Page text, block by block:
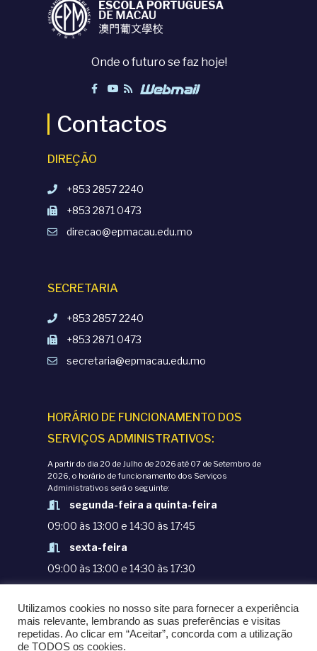
Onde o futuro se faz hoje!
Contactos
DIREÇÃO
+853 2857 2240
+853 2871 0473
direcao@epmacau.edu.mo
SECRETARIA
+853 2857 2240
+853 2871 0473
secretaria@epmacau.edu.mo
HORÁRIO DE FUNCIONAMENTO DOS
SERVIÇOS ADMINISTRATIVOS:
A partir do dia 20 de Julho de 2026 até 07 de Setembro de
2026, o horário de funcionamento dos Serviços
Administrativos será o seguinte:
segunda-feira a quinta-feira
09:00 às 13:00 e 14:30 às 17:45
sexta-feira
09:00 às 13:00 e 14:30 às 17:30
POLÍTICAS DE PRIVACIDADE
© COPYRIGHT 1998-2020. EPM - ESCOLA
PORTUGUESA DE MACAU
Utilizamos cookies no nosso site para fornecer a experiência
mais relevante, lembrando as suas preferências e visitas
repetidas. Ao clicar em “Aceitar”, concorda com a utilização
de TODOS os cookies.